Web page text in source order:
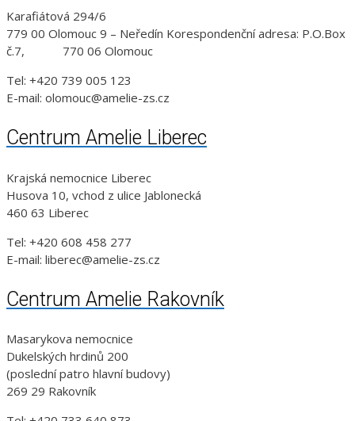
Karafiátová 294/6
779 00 Olomouc 9 – Neředín Korespondenční adresa: P.O.Box
č.7, 770 06 Olomouc
Tel: +420 739 005 123
E-mail: olomouc@amelie-zs.cz
Centrum Amelie Liberec
Krajská nemocnice Liberec
Husova 10, vchod z ulice Jablonecká
460 63 Liberec
Tel: +420 608 458 277
E-mail: liberec@amelie-zs.cz
Centrum Amelie Rakovník
Masarykova nemocnice
Dukelských hrdinů 200
(poslední patro hlavní budovy)
269 29 Rakovník